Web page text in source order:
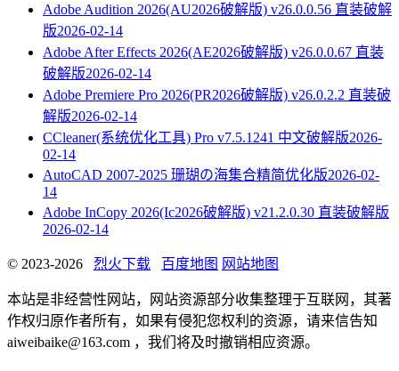
Adobe Audition 2026(AU2026破解版) v26.0.0.56 直装破解
版2026-02-14
Adobe After Effects 2026(AE2026破解版) v26.0.0.67 直装
破解版2026-02-14
Adobe Premiere Pro 2026(PR2026破解版) v26.0.2.2 直装破
解版2026-02-14
CCleaner(系统优化工具) Pro v7.5.1241 中文破解版2026-
02-14
AutoCAD 2007-2025 珊瑚の海集合精简优化版2026-02-
14
Adobe InCopy 2026(Ic2026破解版) v21.2.0.30 直装破解版
2026-02-14
© 2023-2026 烈火下载 百度地图 网站地图
本站是非经营性网站，网站资源部分收集整理于互联网，其著
作权归原作者所有，如果有侵犯您权利的资源，请来信告知
aiweibaike@163.com ，我们将及时撤销相应资源。